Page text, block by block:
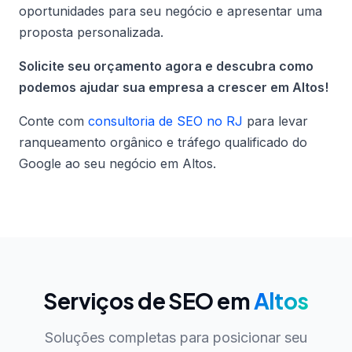
oportunidades para seu negócio e apresentar uma
proposta personalizada.
Solicite seu orçamento agora e descubra como
podemos ajudar sua empresa a crescer em Altos!
Conte com consultoria de SEO no RJ para levar
ranqueamento orgânico e tráfego qualificado do
Google ao seu negócio em Altos.
Serviços de SEO emAltos
Soluções completas para posicionar seu